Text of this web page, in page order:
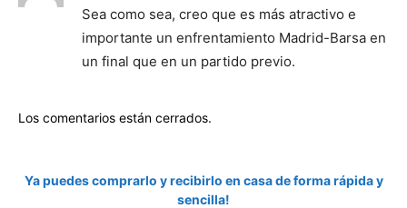
Sea como sea, creo que es más atractivo e
importante un enfrentamiento Madrid-Barsa en
un final que en un partido previo.
Los comentarios están cerrados.
Ya puedes comprarlo y recibirlo en casa de forma rápida y
sencilla!